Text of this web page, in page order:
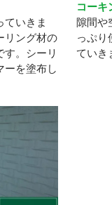
ていきま
リング材の
す。シーリ
ーを塗布し
コーキ
隙間や
っぷり
ていき